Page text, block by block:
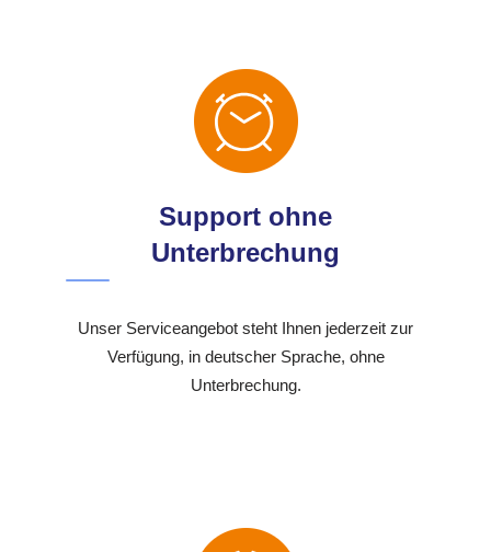
Support ohne
Unterbrechung
Unser Serviceangebot steht Ihnen jederzeit zur
Verfügung, in deutscher Sprache, ohne
Unterbrechung.